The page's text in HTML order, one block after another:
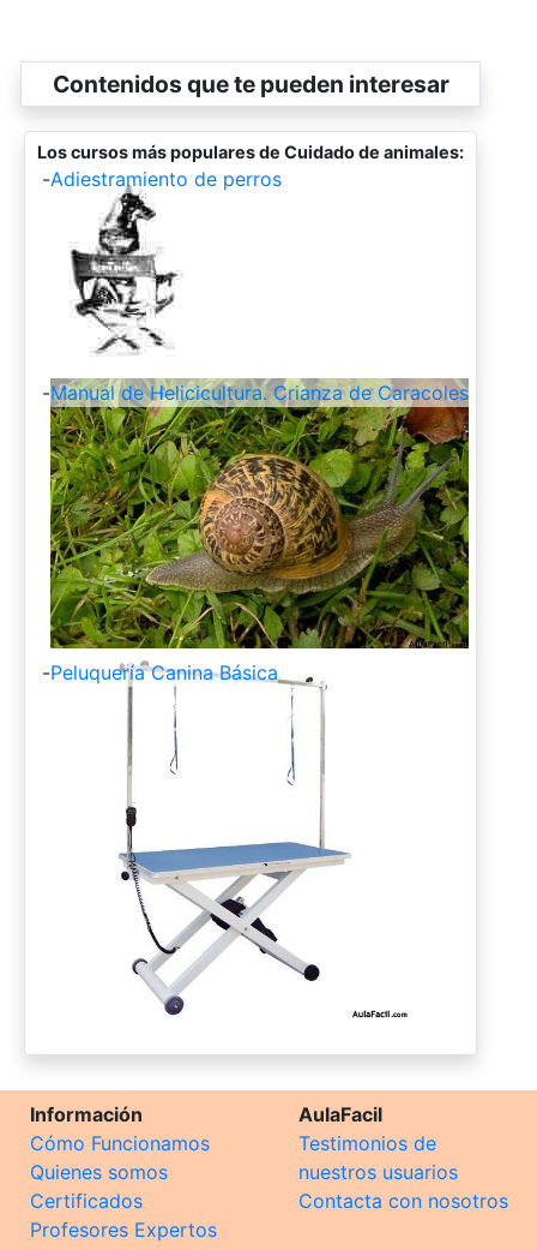
Contenidos que te pueden interesar
Los cursos más populares de Cuidado de animales:
-Adiestramiento de perros
-Manual de Helicicultura. Crianza de Caracoles
-Peluquería Canina Básica
Información
Cómo Funcionamos
Quienes somos
Certificados
Profesores Expertos
AulaFacil
Testimonios de
nuestros usuarios
Contacta con nosotros